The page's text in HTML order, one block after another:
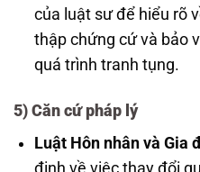
của luật sư để hiểu rõ
thập chứng cứ và bảo
quá trình tranh tụng.
5) Căn cứ pháp lý
Luật Hôn nhân và Gia